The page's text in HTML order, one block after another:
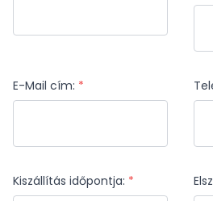
E-Mail cím: *
Kiszállítás időpontja: *